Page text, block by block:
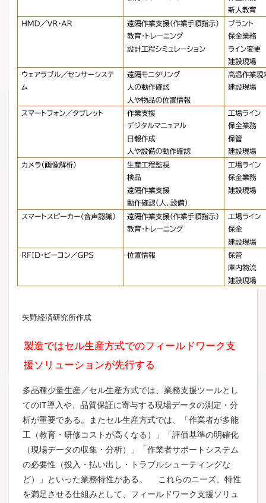
矢野経済研究所作成
製造ではセル生産方式でのフィールドワーク支
援ソリューションが先行する
多品種少量生産／セル生産方式では、業務支援ツールとし
てのIT導入や、品質保証に寄与する現場データの測定・分
析が重要である。またセル生産方式では、「作業者が多能
工（教育・研修コストが高くなる）」「評価基準の明確化
（現場データの収集・分析）」「作業者サポートシステム
の必要性（投入・払い出し・トラブルシューティングな
ど）」といった業務特性がある。 これらのニーズ、特性
を満足させる仕組みとして、フィールドワーク支援ソリュ